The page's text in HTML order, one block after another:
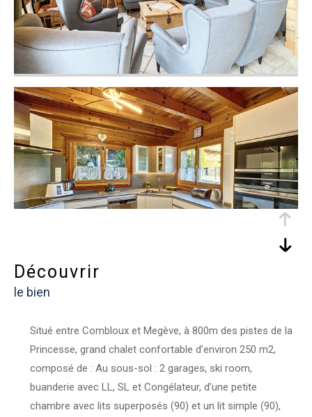
découvrir
le bien
Situé entre Combloux et Megève, à 800m des pistes de la
Princesse, grand chalet confortable d’environ 250 m2,
composé de : Au sous-sol : 2 garages, ski room,
buanderie avec LL, SL et Congélateur, d’une petite
chambre avec lits superposés (90) et un lit simple (90),